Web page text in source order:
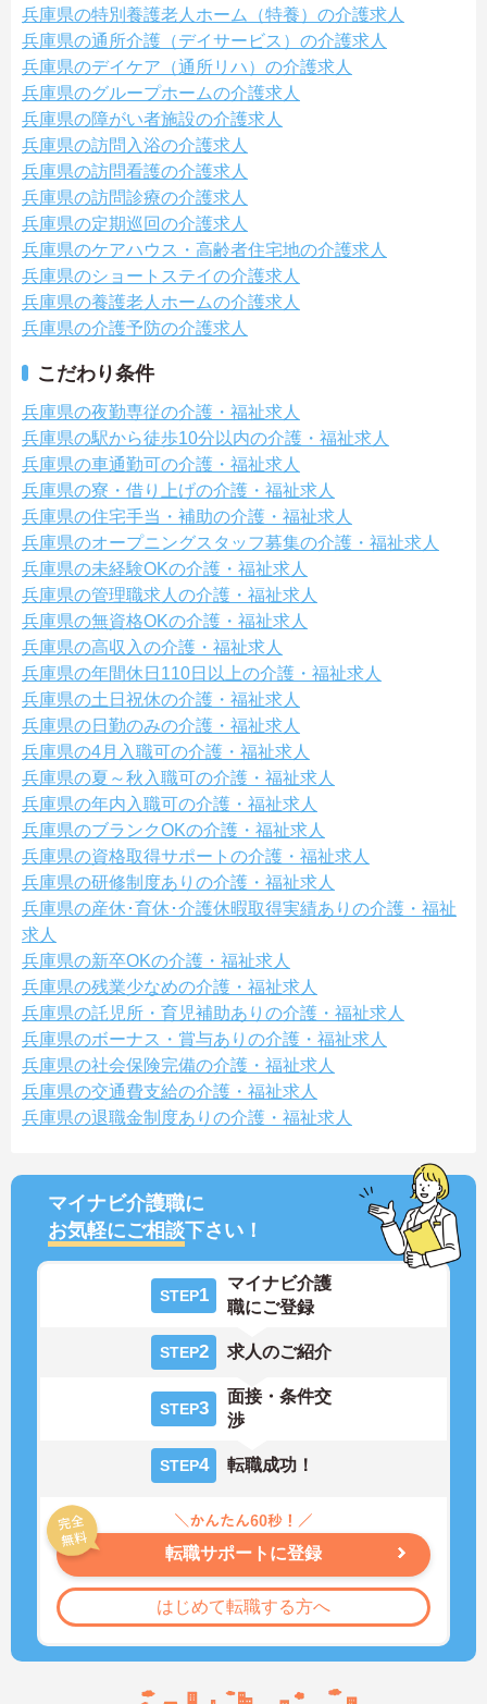
兵庫県の特別養護老人ホーム（特養）の介護求人
兵庫県の通所介護（デイサービス）の介護求人
兵庫県のデイケア（通所リハ）の介護求人
兵庫県のグループホームの介護求人
兵庫県の障がい者施設の介護求人
兵庫県の訪問入浴の介護求人
兵庫県の訪問看護の介護求人
兵庫県の訪問診療の介護求人
兵庫県の定期巡回の介護求人
兵庫県のケアハウス・高齢者住宅地の介護求人
兵庫県のショートステイの介護求人
兵庫県の養護老人ホームの介護求人
兵庫県の介護予防の介護求人
こだわり条件
兵庫県の夜勤専従の介護・福祉求人
兵庫県の駅から徒歩10分以内の介護・福祉求人
兵庫県の車通勤可の介護・福祉求人
兵庫県の寮・借り上げの介護・福祉求人
兵庫県の住宅手当・補助の介護・福祉求人
兵庫県のオープニングスタッフ募集の介護・福祉求人
兵庫県の未経験OKの介護・福祉求人
兵庫県の管理職求人の介護・福祉求人
兵庫県の無資格OKの介護・福祉求人
兵庫県の高収入の介護・福祉求人
兵庫県の年間休日110日以上の介護・福祉求人
兵庫県の土日祝休の介護・福祉求人
兵庫県の日勤のみの介護・福祉求人
兵庫県の4月入職可の介護・福祉求人
兵庫県の夏～秋入職可の介護・福祉求人
兵庫県の年内入職可の介護・福祉求人
兵庫県のブランクOKの介護・福祉求人
兵庫県の資格取得サポートの介護・福祉求人
兵庫県の研修制度ありの介護・福祉求人
兵庫県の産休･育休･介護休暇取得実績ありの介護・福祉
求人
兵庫県の新卒OKの介護・福祉求人
兵庫県の残業少なめの介護・福祉求人
兵庫県の託児所・育児補助ありの介護・福祉求人
兵庫県のボーナス・賞与ありの介護・福祉求人
兵庫県の社会保険完備の介護・福祉求人
兵庫県の交通費支給の介護・福祉求人
兵庫県の退職金制度ありの介護・福祉求人
マイナビ介護職に
お気軽にご相談下さい！
STEP1
マイナビ介護
職にご登録
STEP2 求人のご紹介
STEP3
面接・条件交
渉
STEP4 転職成功！
転職サポートに登録
はじめて転職する方へ